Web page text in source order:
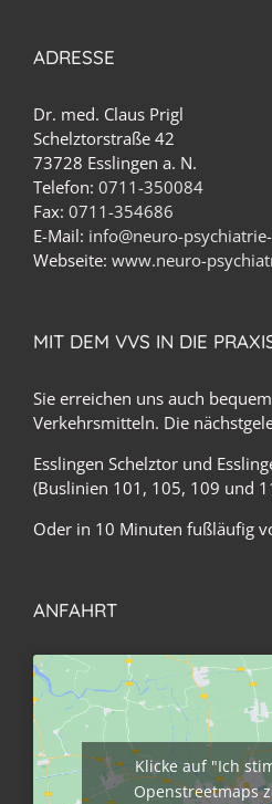
ADRESSE
Dr. med. Claus Prigl
Schelztorstraße 42
73728 Esslingen a. N.
Telefon: 0711-350084
Fax: 0711-354686
E-Mail: info@neuro-
Webseite: www.neuro-
MIT DEM VVS IN DIE
Sie erreichen uns auch
Verkehrsmitteln. Die
Esslingen Schelztor und
(Buslinien 101, 105, 109 und
Oder in 10 Minuten fußläufig
ANFAHRT
Klicke auf "Ich
Openstreetmaps